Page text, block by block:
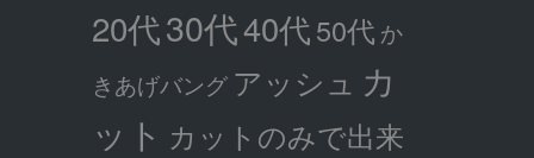
20代30代40代50代 か
きあげバング アッシュ カ
ット カットのみで出来